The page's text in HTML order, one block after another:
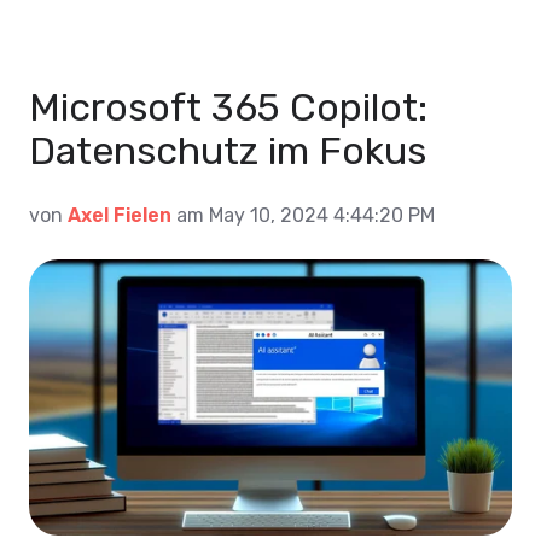
Microsoft 365 Copilot:
Datenschutz im Fokus
von Axel Fielen am May 10, 2024 4:44:20 PM